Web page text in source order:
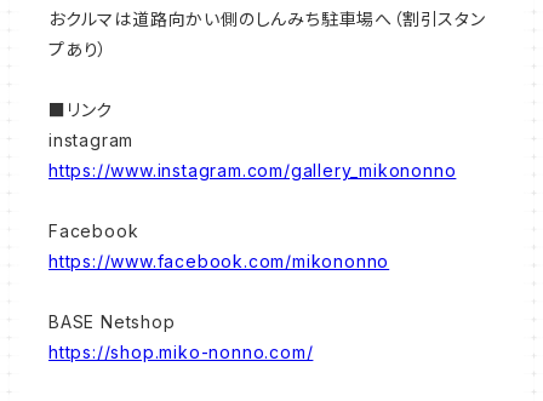
おクルマは道路向かい側のしんみち駐車場へ（割引スタン
プあり）
■リンク
instagram
https://www.instagram.com/gallery_mikononno
Facebook
https://www.facebook.com/mikononno
BASE Netshop
https://shop.miko-nonno.com/